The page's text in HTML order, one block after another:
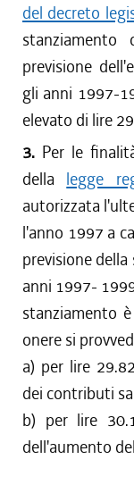
del decreto
previsione
gli anni 1997-
elevato di lire
3. Per le
della legge
autorizzata
l'anno 1997 a
previsione
anni 1997-
stanziamento
onere si
a) per lire
dei contributi
b) per lire
dell'aumento